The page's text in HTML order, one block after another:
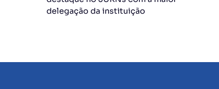
delegação da instituição